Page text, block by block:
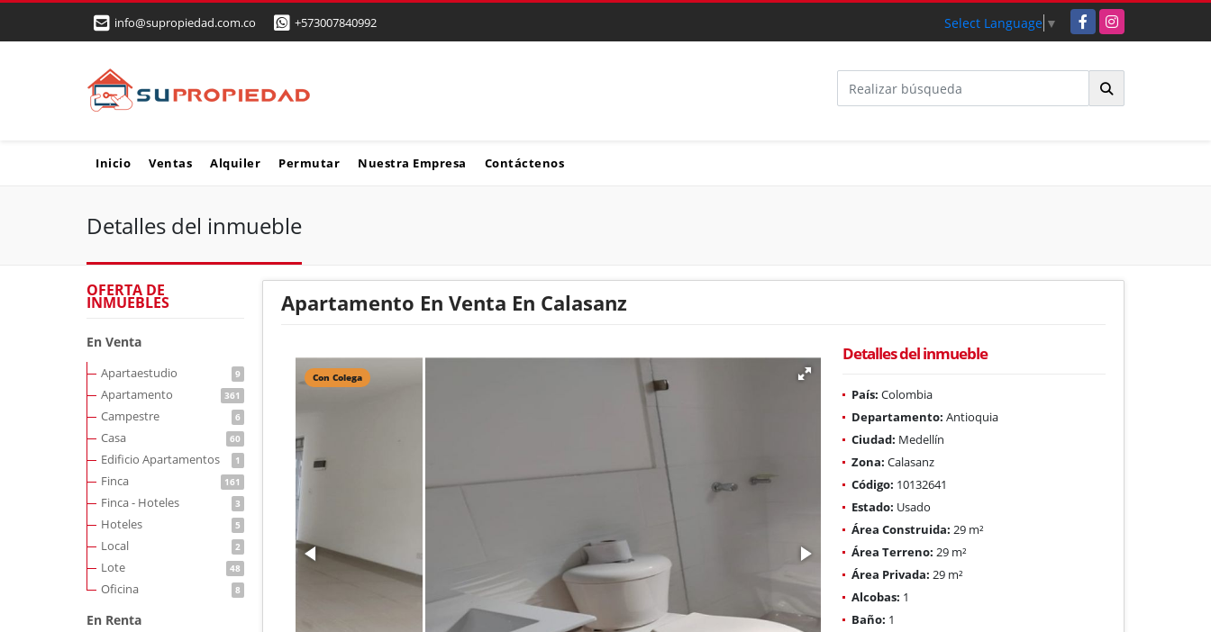
info@supropiedad.com.co +573007840992 Select Language ▼ FacebookInstagram
Inicio Ventas Alquiler Permutar Nuestra Empresa Contáctenos
Detalles del inmueble
OFERTA DE
INMUEBLES
En Venta
Apartaestudio 9
Apartamento 361
Campestre 6
Casa 60
Edificio Apartamentos 1
Finca 161
Finca - Hoteles 3
Hoteles 5
Local 2
Lote 48
Oficina 8
En Renta
Apartamento En Venta En Calasanz
Con Colega
Detalles del inmueble
País: Colombia
Departamento: Antioquia
Ciudad: Medellín
Zona: Calasanz
Código: 10132641
Estado: Usado
Área Construida: 29 m²
Área Terreno: 29 m²
Área Privada: 29 m²
Alcobas: 1
Baño: 1